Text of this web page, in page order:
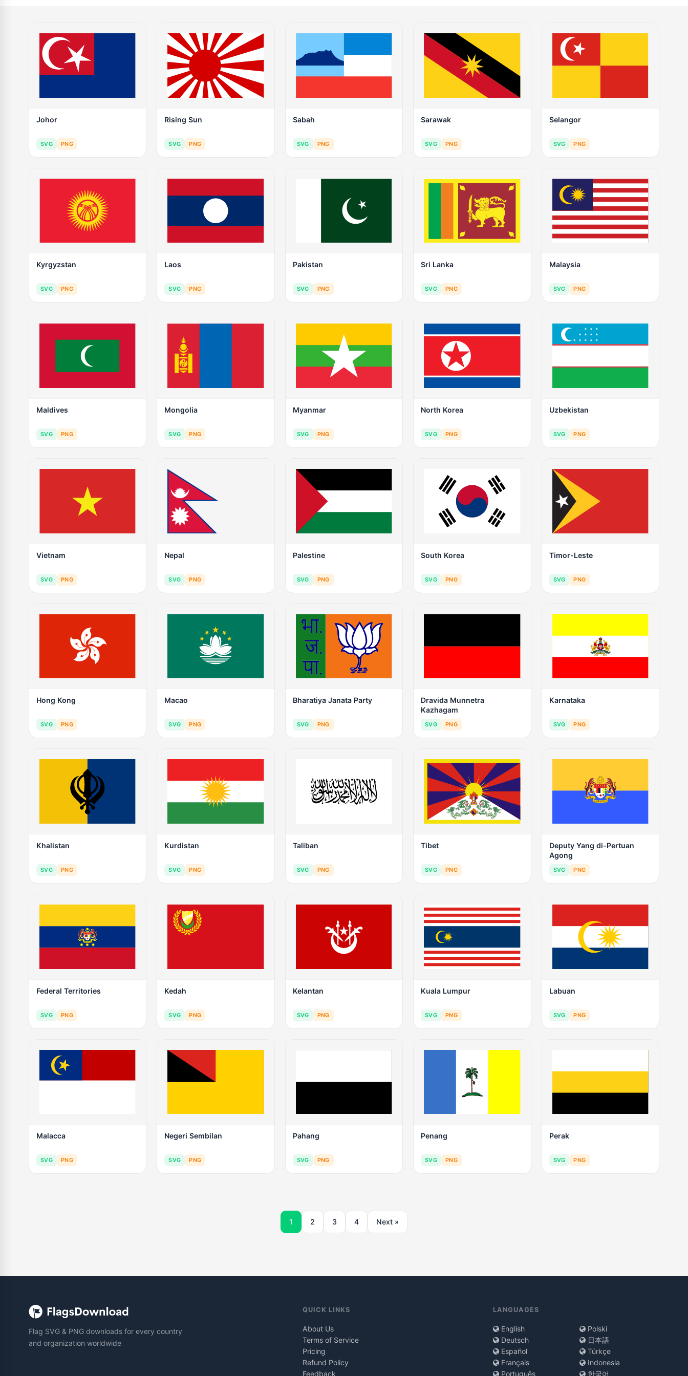
Johor
SVG PNG
Rising Sun
SVG PNG
Sabah
SVG PNG
Sarawak
SVG PNG
Selangor
SVG PNG
Kyrgyzstan
SVG PNG
Laos
SVG PNG
Pakistan
SVG PNG
Sri Lanka
SVG PNG
Malaysia
SVG PNG
Maldives
SVG PNG
Mongolia
SVG PNG
Myanmar
SVG PNG
North Korea
SVG PNG
Uzbekistan
SVG PNG
Vietnam
SVG PNG
Nepal
SVG PNG
Palestine
SVG PNG
South Korea
SVG PNG
Timor-Leste
SVG PNG
Hong Kong
SVG PNG
Macao
SVG PNG
Bharatiya Janata Party
SVG PNG
Dravida Munnetra
Kazhagam
SVG PNG
Karnataka
SVG PNG
Khalistan
SVG PNG
Kurdistan
SVG PNG
Taliban
SVG PNG
Tibet
SVG PNG
Deputy Yang di-Pertuan
Agong
SVG PNG
Federal Territories
SVG PNG
Kedah
SVG PNG
Kelantan
SVG PNG
Kuala Lumpur
SVG PNG
Labuan
SVG PNG
Malacca
SVG PNG
Negeri Sembilan
SVG PNG
Pahang
SVG PNG
Penang
SVG PNG
Perak
SVG PNG
1 2 3 4 Next »
Flag SVG & PNG downloads for every country
and organization worldwide
QUICK LINKS
About Us
Terms of Service
Pricing
Refund Policy
Feedback
LANGUAGES
English
Deutsch
Español
Français
Português
Polski
日本語
Türkçe
Indonesia
한국어